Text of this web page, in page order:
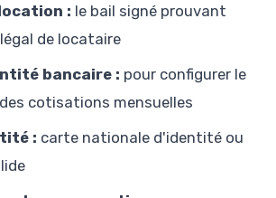
: le bail signé prouvant
de locataire
bancaire : pour configurer le
cotisations mensuelles
: carte nationale d'identité ou